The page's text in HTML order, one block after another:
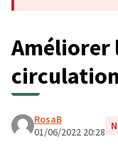
Améliorer
circulation
RosaB
01/06/2022 20:28